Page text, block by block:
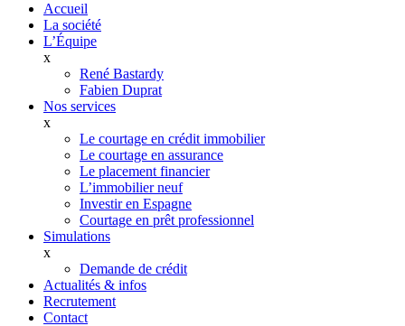
Accueil
La société
L’Équipe
x
René Bastardy
Fabien Duprat
Nos services
x
Le courtage en crédit immobilier
Le courtage en assurance
Le placement financier
L’immobilier neuf
Investir en Espagne
Courtage en prêt professionnel
Simulations
x
Demande de crédit
Actualités & infos
Recrutement
Contact